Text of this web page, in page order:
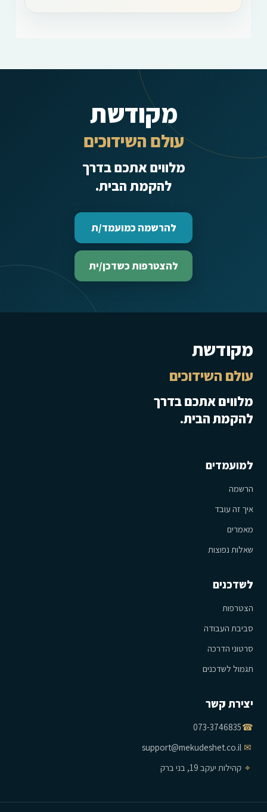
מקודשת
עולם השידוכים
מלווים אתכם בדרך
להקמת הבית.
להרשמה כמועמד/ת
להצטרפות כשדכן/ית
מקודשת
עולם השידוכים
מלווים אתכם בדרך
להקמת הבית.
למועמדים
הרשמה
איך זה עובד
מאמרים
שאלות נפוצות
לשדכנים
הצטרפות
סביבת העבודה
סרטוני הדרכה
תגמול לשדכנים
יצירת קשר
☎
073-3746835
✉
support@mekudeshet.co.il
⌖ קהילות יעקב 19, בני ברק